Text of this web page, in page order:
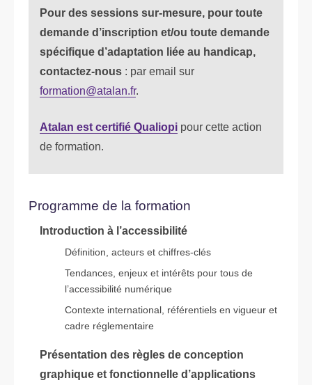
Pour des sessions sur-mesure, pour toute
demande d’inscription et/ou toute demande
spécifique d’adaptation liée au handicap,
contactez-nous : par email sur
formation@atalan.fr.
Atalan est certifié Qualiopi pour cette action
de formation.
Programme de la formation
Introduction à l’accessibilité
Définition, acteurs et chiffres-clés
Tendances, enjeux et intérêts pour tous de
l’accessibilité numérique
Contexte international, référentiels en vigueur et
cadre réglementaire
Présentation des règles de conception
graphique et fonctionnelle d’applications